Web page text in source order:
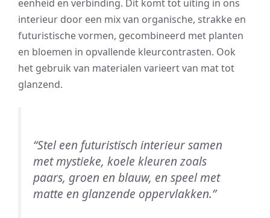
eenheid en verbinding. Dit komt tot uiting in ons
interieur door een mix van organische, strakke en
futuristische vormen, gecombineerd met planten
en bloemen in opvallende kleurcontrasten. Ook
het gebruik van materialen varieert van mat tot
glanzend.
“Stel een futuristisch interieur samen
met mystieke, koele kleuren zoals
paars, groen en blauw, en speel met
matte en glanzende oppervlakken.”